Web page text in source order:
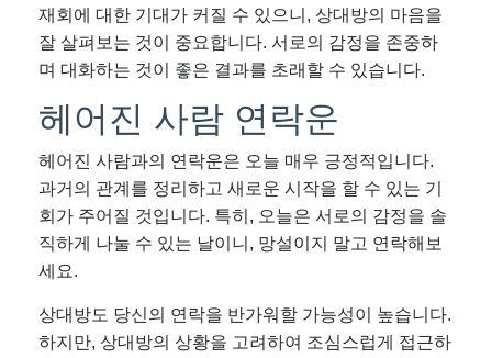
재회에 대한 기대가 커질 수 있으니, 상대방의 마음을
잘 살펴보는 것이 중요합니다. 서로의 감정을 존중하
며 대화하는 것이 좋은 결과를 초래할 수 있습니다.
헤어진 사람 연락운
헤어진 사람과의 연락운은 오늘 매우 긍정적입니다.
과거의 관계를 정리하고 새로운 시작을 할 수 있는 기
회가 주어질 것입니다. 특히, 오늘은 서로의 감정을 솔
직하게 나눌 수 있는 날이니, 망설이지 말고 연락해보
세요.
상대방도 당신의 연락을 반가워할 가능성이 높습니다.
하지만, 상대방의 상황을 고려하여 조심스럽게 접근하